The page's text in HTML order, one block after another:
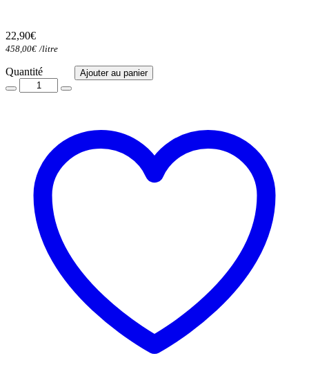
22,90€
458,00€ /litre
QuantitéQuantité Ajouter au panier